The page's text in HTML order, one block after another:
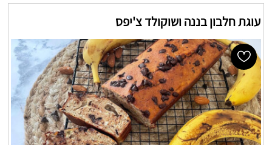
עוגת חלבון בננה ושוקולד צ'יפס